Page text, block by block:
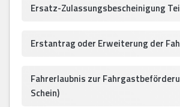
Ersatz-Zulassungsbescheinigung
Erstantrag oder Erweiterung der
Fahrerlaubnis zur
Schein)